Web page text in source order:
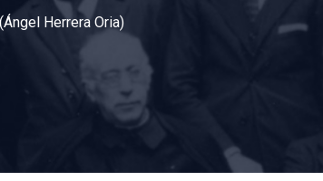
Herrera Oria)